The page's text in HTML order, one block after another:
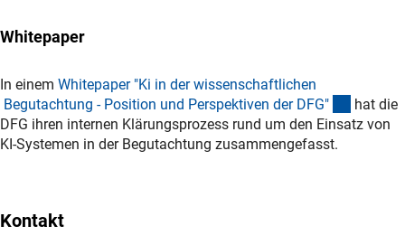
Whitepaper
In einem Whitepaper "Ki in der wissenschaftlichen
Begutachtung - Position und Perspektiven der DFG"
hat die
DFG ihren internen Klärungsprozess rund um den Einsatz von
KI-Systemen in der Begutachtung zusammengefasst.
Kontakt